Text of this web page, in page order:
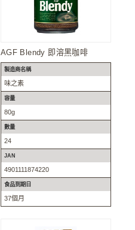
AGF Blendy 即溶黑咖啡
製造商名稱
味之素
容量
80g
數量
24
JAN
4901111874220
食品到期日
37個月